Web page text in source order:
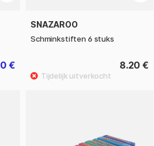
€
SNAZAROO
Schminkstiften 6 stuks
8.20 €